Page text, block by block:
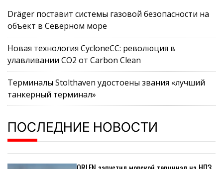
Dräger поставит системы газовой безопасности на
объект в Северном море
Новая технология CycloneCC: революция в
улавливании CO2 от Carbon Clean
Терминалы Stolthaven удостоены звания «лучший
танкерный терминал»
ПОСЛЕДНИЕ НОВОСТИ